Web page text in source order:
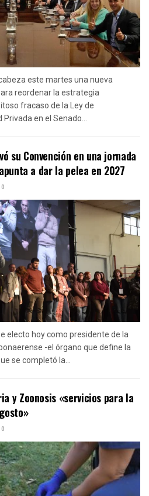
este martes una nueva
reordenar la estrategia
fracaso de la Ley de
en el Senado...
su Convención en una jornada
a dar la pelea en 2027
0
electo hoy como presidente de la
-el órgano que define la
se completó la...
y Zoonosis «servicios para la
0